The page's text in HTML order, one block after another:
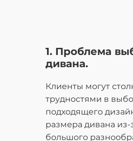
1. Проблема
дивана.
Клиенты могут
трудностями в
подходящего
размера дивана из-
большого